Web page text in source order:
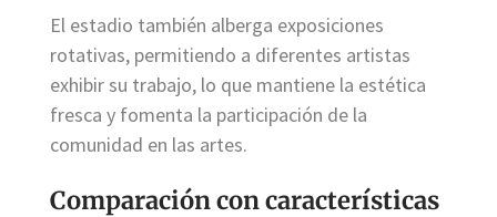
El estadio también alberga exposiciones
rotativas, permitiendo a diferentes artistas
exhibir su trabajo, lo que mantiene la estética
fresca y fomenta la participación de la
comunidad en las artes.
Comparación con características